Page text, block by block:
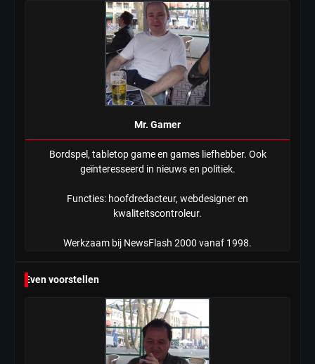
in nieuwe aanpak van begeleiding
kwetsbare inwoners door Siem,
ondanks onrust’
Mr. Gamer
Mr. Gamer
Bordspel, tabletop game en games liefhebber. Ook
geïnteresseerd in nieuws en politiek.
Functies: hoofdredacteur, webdesigner en
kwaliteitscontroleur.
Werkzaam bij NewsFlash 2000 vanaf 1998.
Even voorstellen